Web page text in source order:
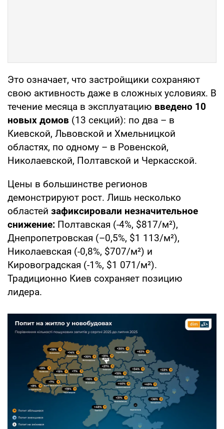
Это означает, что застройщики сохраняют
свою активность даже в сложных условиях. В
течение месяца в эксплуатацию введено 10
новых домов (13 секций): по два – в
Киевской, Львовской и Хмельницкой
областях, по одному – в Ровенской,
Николаевской, Полтавской и Черкасской.
Цены в большинстве регионов
демонстрируют рост. Лишь несколько
областей зафиксировали незначительное
снижение: Полтавская (-4%, $817/м²),
Днепропетровская (–0,5%, $1 113/м²),
Николаевская (-0,8%, $707/м²) и
Кировоградская (-1%, $1 071/м²).
Традиционно Киев сохраняет позицию
лидера.